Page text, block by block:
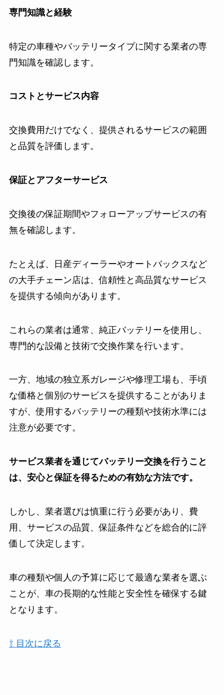
専門知識と経験
特定の車種やバッテリータイプに関する業者の専
門知識を確認します。
コストとサービス内容
交換費用だけでなく、提供されるサービスの範囲
と品質を評価します。
保証とアフターサービス
交換後の保証期間やフォローアップサービスの有
無を確認します。
たとえば、日産ディーラーやオートバックスなど
の大手チェーン店は、信頼性と高品質なサービス
を提供する傾向があります。
これらの業者は通常、純正バッテリーを使用し、
専門的な設備と技術で交換作業を行います。
一方、地域の独立系ガレージや修理工場も、手頃
な価格と個別のサービスを提供することがありま
すが、使用するバッテリーの種類や技術水準には
注意が必要です。
サービス業者を通じてバッテリー交換を行うこと
は、安心と保証を得るための有効な方法です。
しかし、業者選びは慎重に行う必要があり、費
用、サービスの品質、保証条件などを総合的に評
価して決定します。
車の種類や個人の予算に応じて最適な業者を選ぶ
ことが、車の長期的な性能と安全性を確保する鍵
となります。
⇧ 目次に戻る